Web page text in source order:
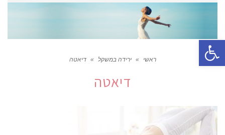
פתח סרגל נגישות
ראשי » ירידה במשקל » דיאטה
דיאטה